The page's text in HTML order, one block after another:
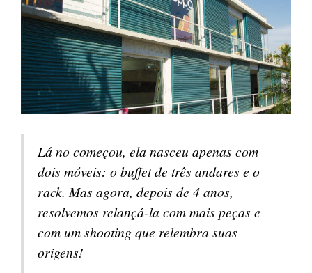
Lá no começou, ela nasceu apenas com
dois móveis: o buffet de três andares e o
rack. Mas agora, depois de 4 anos,
resolvemos relançá-la com mais peças e
com um shooting que relembra suas
origens!